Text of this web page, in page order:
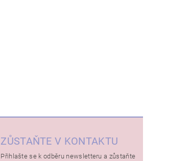
ZŮSTAŇTE V KONTAKTU
Přihlašte se k odběru newsletteru a zůstaňte